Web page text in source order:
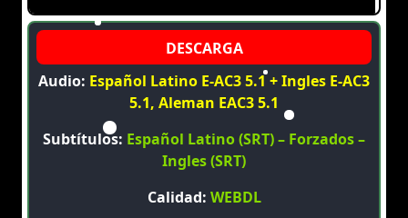
Audio: Español Latino E-AC3 5.1 + Ingles E-AC3
5.1, Aleman EAC3 5.1
Subtítulos: Español Latino (SRT) – Forzados –
Ingles (SRT)
Calidad: WEBDL